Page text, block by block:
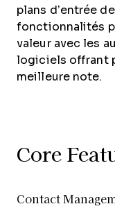
plans d’entrée
fonctionnalités
valeur avec les
logiciels offrant
meilleure note.
Core
Contact